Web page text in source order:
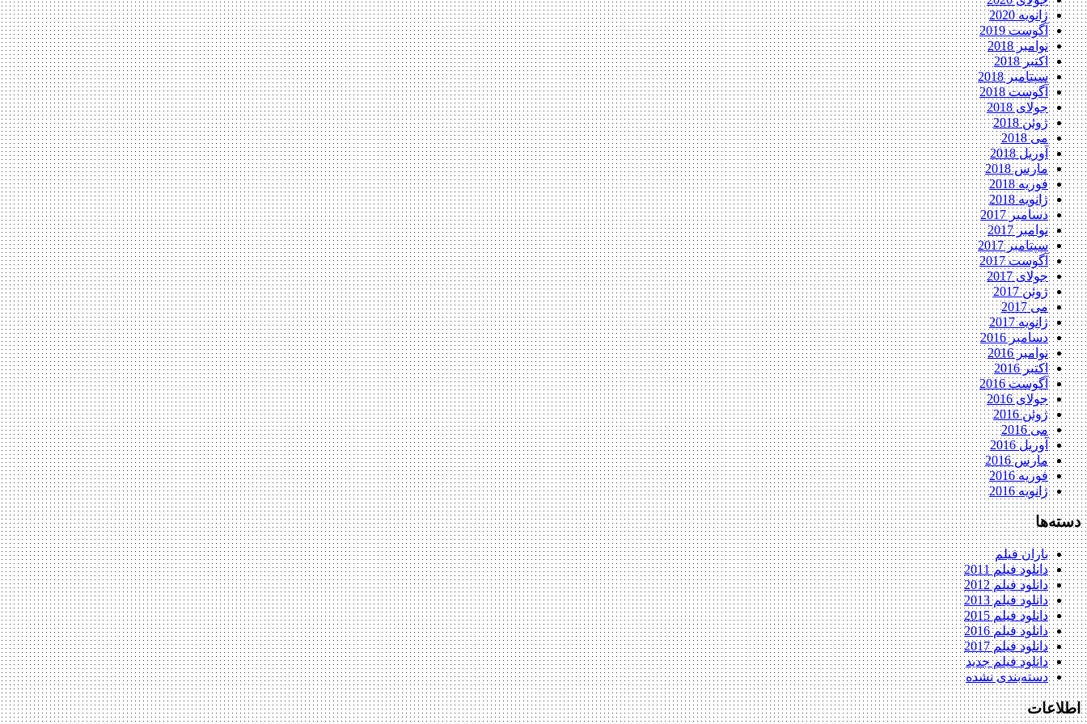
ژانویه 2020
آگوست 2019
نوامبر 2018
اکتبر 2018
سپتامبر 2018
آگوست 2018
جولای 2018
ژوئن 2018
می 2018
آوریل 2018
مارس 2018
فوریه 2018
ژانویه 2018
دسامبر 2017
نوامبر 2017
سپتامبر 2017
آگوست 2017
جولای 2017
ژوئن 2017
می 2017
ژانویه 2017
دسامبر 2016
نوامبر 2016
اکتبر 2016
آگوست 2016
جولای 2016
ژوئن 2016
می 2016
آوریل 2016
مارس 2016
فوریه 2016
ژانویه 2016
دسته‌ها
باران فیلم
دانلود فیلم 2011
دانلود فیلم 2012
دانلود فیلم 2013
دانلود فیلم 2015
دانلود فیلم 2016
دانلود فیلم 2017
دانلود فیلم جدید
دسته‌بندی نشده
اطلاعات